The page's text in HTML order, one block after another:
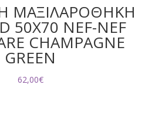
ΜΑΞΙΛΑΡΟΘΗΚΗ
50X70 NEF-NEF
CHAMPAGNE
GREEN
62,00€